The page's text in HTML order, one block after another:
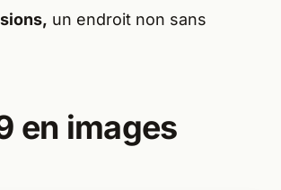
un endroit non sans
en images